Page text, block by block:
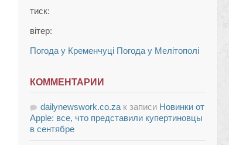
тиск:
вітер:
Погода у Кременчуці Погода у Мелітополі
КОММЕНТАРИИ
dailynewswork.co.za к записи Новинки от
Apple: все, что представили купертиновцы
в сентябре